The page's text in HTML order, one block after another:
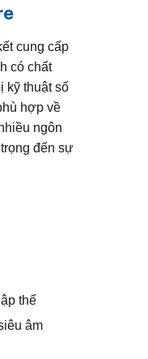
cung cấp
có chất
kỹ thuật số
hợp về
ngôn
đến sự
thể
âm